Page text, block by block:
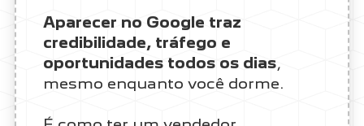
Aparecer no Google traz
credibilidade, tráfego e
oportunidades todos os dias,
mesmo enquanto você dorme.